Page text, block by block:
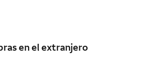
en el extranjero